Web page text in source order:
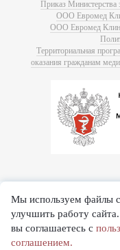
Приказ
ООО Евромед
ООО Евромед
Территориальная
оказания гражданам
Мы используем файлы
улучшить работу
вы соглашаетесь с
соглашением.